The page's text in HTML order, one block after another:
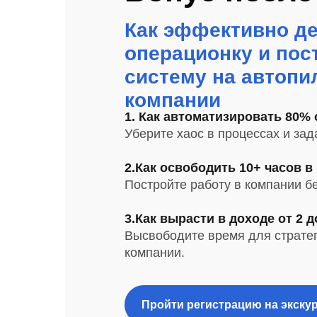
1. Как автоматизировать 80%
Уберите хаос в процессах и
2.Как освободить 10+ часов
Постройте работу в компании
3.Как вырасти в доходе от 2
Высвободите время для
компании.
Как эффективно
операционку и
систему на
компании
Пройти регистрацию на